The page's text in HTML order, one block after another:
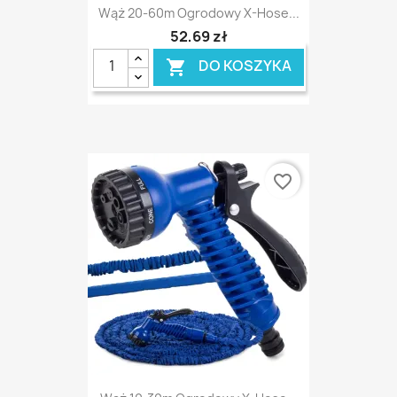
Wąż 20-60m Ogrodowy X-Hose...
52,69 zł
 DO KOSZYKA
favorite_border